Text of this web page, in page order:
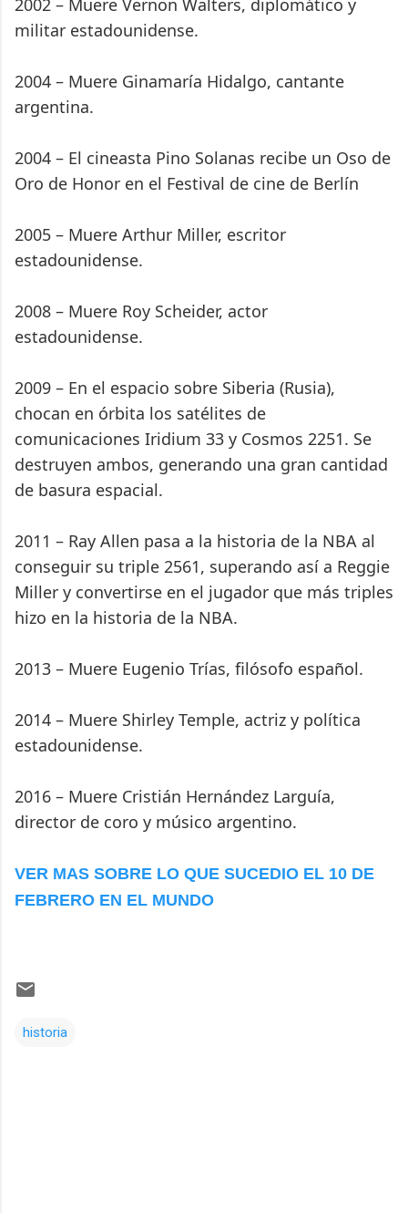
2002 – Muere Vernon Walters, diplomático y
militar estadounidense.
2004 – Muere Ginamaría Hidalgo, cantante
argentina.
2004 – El cineasta Pino Solanas recibe un Oso de
Oro de Honor en el Festival de cine de Berlín
2005 – Muere Arthur Miller, escritor
estadounidense.
2008 – Muere Roy Scheider, actor
estadounidense.
2009 – En el espacio sobre Siberia (Rusia),
chocan en órbita los satélites de
comunicaciones Iridium 33 y Cosmos 2251. Se
destruyen ambos, generando una gran cantidad
de basura espacial.
2011 – Ray Allen pasa a la historia de la NBA al
conseguir su triple 2561, superando así a Reggie
Miller y convertirse en el jugador que más triples
hizo en la historia de la NBA.
2013 – Muere Eugenio Trías, filósofo español.
2014 – Muere Shirley Temple, actriz y política
estadounidense.
2016 – Muere Cristián Hernández Larguía,
director de coro y músico argentino.
VER MAS SOBRE LO QUE SUCEDIO EL 10 DE
FEBRERO EN EL MUNDO
historia